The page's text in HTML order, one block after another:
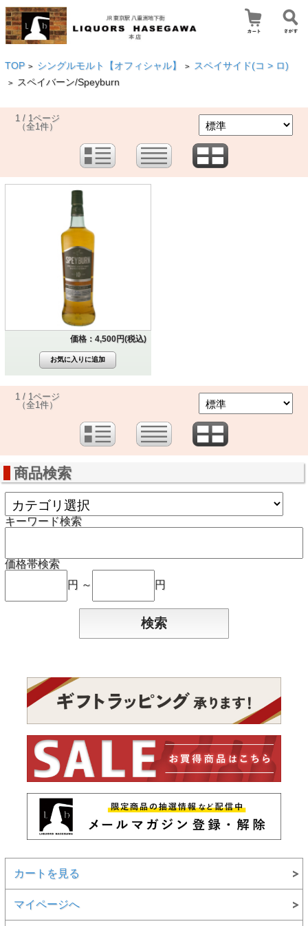
TOP > シングルモルト【オフィシャル】 > スペイサイド(コ > ロ)
> スペイバーン/Speyburn
1 / 1ページ
（全1件）
価格：4,500円(税込)
1 / 1ページ
（全1件）
商品検索
キーワード検索
価格帯検索
円 ～
円
カートを見る
マイページへ